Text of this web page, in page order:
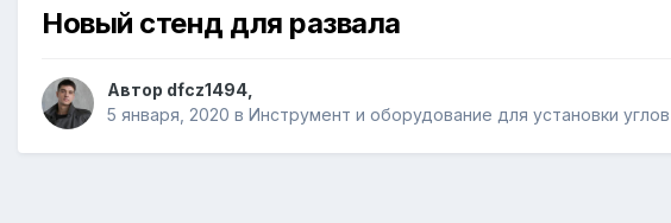
Новый стенд для развала
Автор dfcz1494
5 января, 2020 в Инструмент и оборудование для установки